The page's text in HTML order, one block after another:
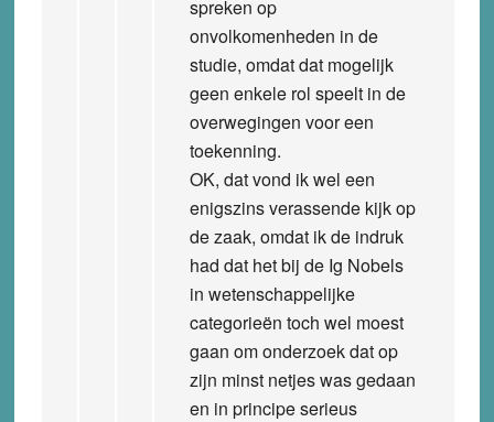
spreken op
onvolkomenheden in de
studie, omdat dat mogelijk
geen enkele rol speelt in de
overwegingen voor een
toekenning.
OK, dat vond ik wel een
enigszins verassende kijk op
de zaak, omdat ik de indruk
had dat het bij de Ig Nobels
in wetenschappelijke
categorieën toch wel moest
gaan om onderzoek dat op
zijn minst netjes was gedaan
en in principe serieus